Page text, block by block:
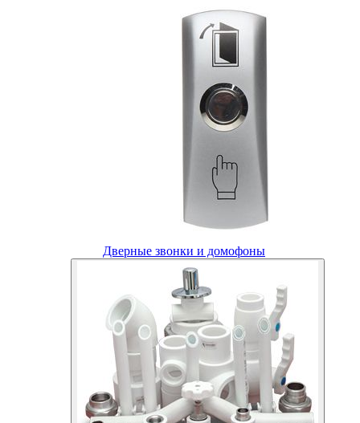
Дверные звонки и домофоны